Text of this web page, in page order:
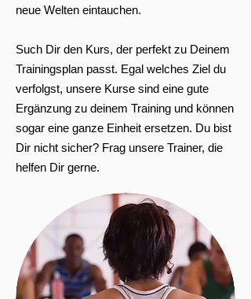
neue Welten eintauchen.
Such Dir den Kurs, der perfekt zu Deinem
Trainingsplan passt. Egal welches Ziel du
verfolgst, unsere Kurse sind eine gute
Ergänzung zu deinem Training und können
sogar eine ganze Einheit ersetzen. Du bist
Dir nicht sicher? Frag unsere Trainer, die
helfen Dir gerne.